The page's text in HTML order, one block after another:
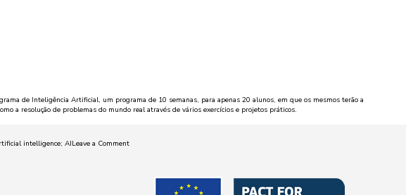
de Inteligência Artificial, um programa de 10 semanas, para apenas 20 alunos, em que os mesmos terão a
a resolução de problemas do mundo real através de vários exercícios e projetos práticos.
intelligence; AILeave a Commenton